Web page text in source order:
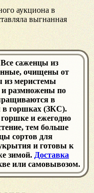
аукциона в
выгнанная
саженцы из
очищены от
из меристемы
и размножены по
в
в горшках (ЗКС).
и ежегодно
тем больше
сортов для
и готовы к
зимой. Доставка
или самовывозом.